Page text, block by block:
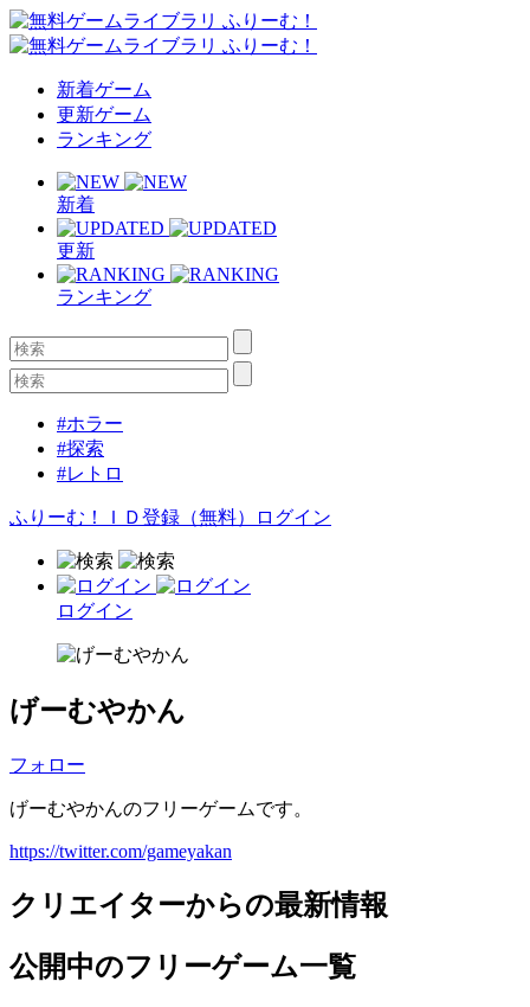
新着ゲーム
更新ゲーム
ランキング
新着
更新
ランキング
#ホラー
#探索
#レトロ
ふりーむ！ＩＤ登録（無料） ログイン
ログイン
げーむやかん
フォロー
げーむやかんのフリーゲームです。
https://twitter.com/gameyakan
クリエイターからの最新情報
公開中のフリーゲーム一覧